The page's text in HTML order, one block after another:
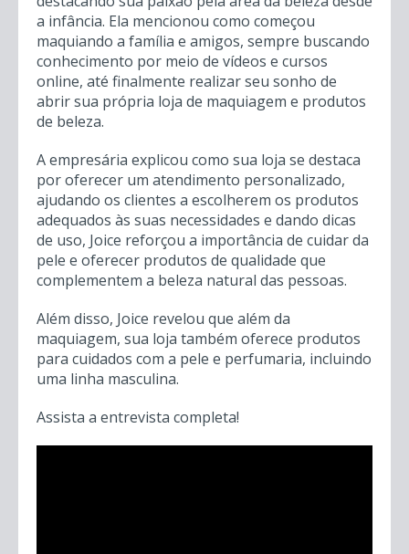
a infância. Ela mencionou como começou
maquiando a família e amigos, sempre buscando
conhecimento por meio de vídeos e cursos
online, até finalmente realizar seu sonho de
abrir sua própria loja de maquiagem e produtos
de beleza.
A empresária explicou como sua loja se destaca
por oferecer um atendimento personalizado,
ajudando os clientes a escolherem os produtos
adequados às suas necessidades e dando dicas
de uso, Joice reforçou a importância de cuidar da
pele e oferecer produtos de qualidade que
complementem a beleza natural das pessoas.
Além disso, Joice revelou que além da
maquiagem, sua loja também oferece produtos
para cuidados com a pele e perfumaria, incluindo
uma linha masculina.
Assista a entrevista completa!